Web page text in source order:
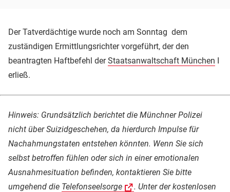
Der Tatverdächtige wurde noch am Sonntag dem
zuständigen Ermittlungsrichter vorgeführt, der den
beantragten Haftbefehl derStaatsanwaltschaft München I
erließ.
Hinweis: Grundsätzlich berichtet die Münchner Polizei
nicht über Suizidgeschehen, da hierdurch Impulse für
Nachahmungstaten entstehen könnten. Wenn Sie sich
selbst betroffen fühlen oder sich in einer emotionalen
Ausnahmesituation befinden, kontaktieren Sie bitte
umgehend die Telefonseelsorge . Unter der kostenlosen